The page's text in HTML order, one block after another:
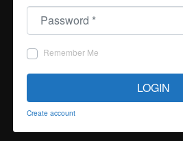
Password
Remember Me
LOGIN
Create account